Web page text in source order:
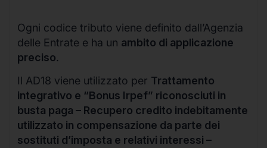
Ogni codice tributo viene definito dall’Agenzia
delle Entrate e ha un ambito di applicazione
preciso.
Il AD18 viene utilizzato per Trattamento
integrativo e “Bonus Irpef” riconosciuti in
busta paga – Recupero credito indebitamente
utilizzato in compensazione da parte dei
sostituti d’imposta e relativi interessi –